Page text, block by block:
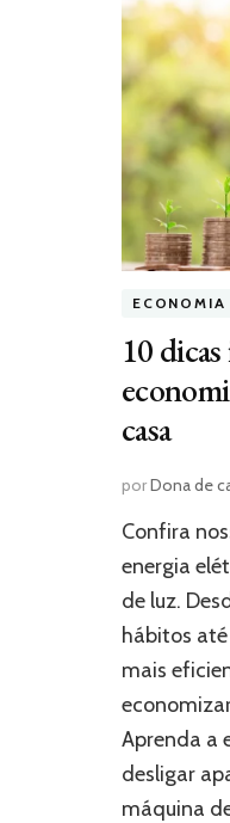
10
casa
porDona de
Confira
energia
de luz.
hábitos
mais
Aprenda a
desligar
máquina